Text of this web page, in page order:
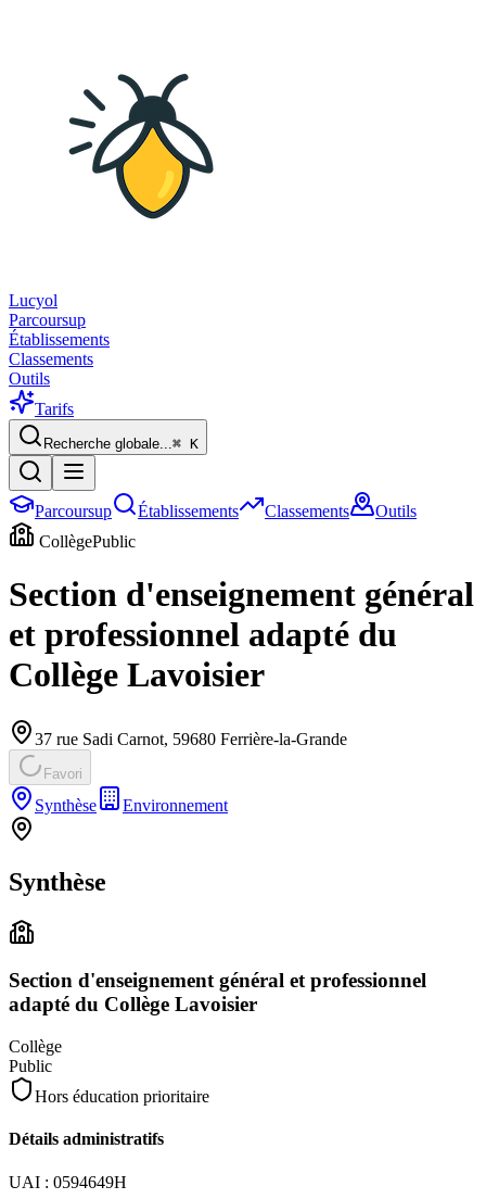
Lucyol
Parcoursup
Établissements
Classements
Outils
Tarifs
Recherche globale...⌘ K
Parcoursup Établissements Classements
Outils
CollègePublic
Section d'enseignement général
et professionnel adapté du
Collège Lavoisier
37 rue Sadi Carnot, 59680 Ferrière-la-Grande
Favori
Synthèse Environnement
Synthèse
Section d'enseignement général et professionnel
adapté du Collège Lavoisier
Collège
Public
Hors éducation prioritaire
Détails administratifs
UAI : 0594649H